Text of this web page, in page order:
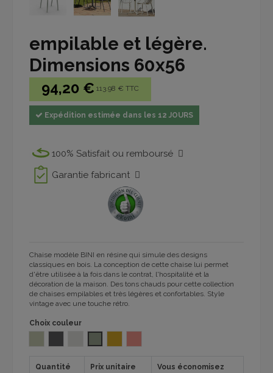
empilable et légère.
Dimensions 60x56
94,20 € 113.98 € TTC
Expédition estimée dans les 12 JOURS
100% Satisfait ou remboursé
Garantie fabricant
Chaise modèle BINI en résine qui simule des designs
classiques en bois. La conception de cette chaise lui permet
d'être utilisée à la fois dans le contrat, l'hospitalité et la
décoration de la maison. Des tons chauds pour cette collection
de chaises empilables et très légères et confortables. Style
vintage avec une touche rétro.
Choix couleur
Quantité Prix unitaire Vous économisez